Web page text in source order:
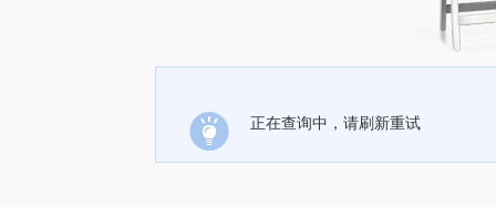
正在查询中，请刷新重试